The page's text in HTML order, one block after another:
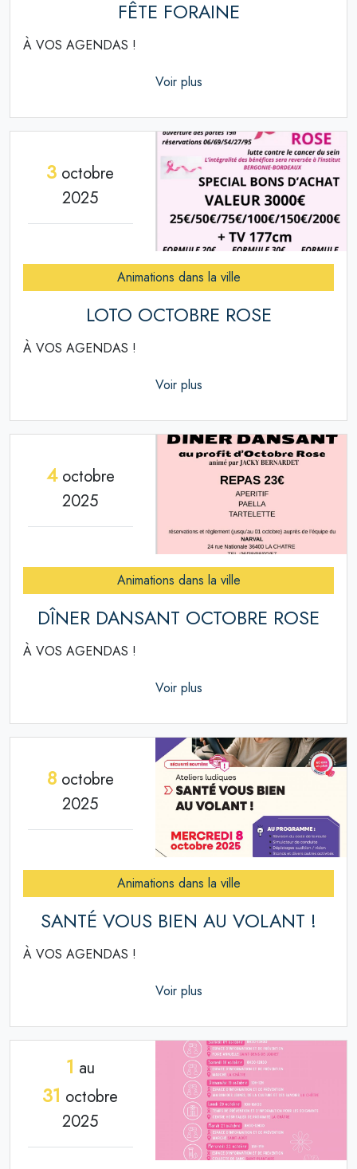
FÊTE FORAINE
À VOS AGENDAS !
Voir plus
3 octobre
2025
Animations dans la ville
LOTO OCTOBRE ROSE
À VOS AGENDAS !
Voir plus
4octobre
2025
Animations dans la ville
DÎNER DANSANT OCTOBRE ROSE
À VOS AGENDAS !
Voir plus
8octobre
2025
Animations dans la ville
SANTÉ VOUS BIEN AU VOLANT !
À VOS AGENDAS !
Voir plus
1 au
31 octobre
2025